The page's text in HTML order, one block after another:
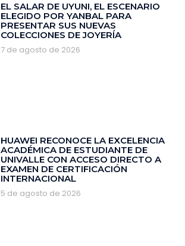
EL SALAR DE UYUNI, EL ESCENARIO
ELEGIDO POR YANBAL PARA
PRESENTAR SUS NUEVAS
COLECCIONES DE JOYERÍA
7 de agosto de 2026
HUAWEI RECONOCE LA EXCELENCIA
ACADÉMICA DE ESTUDIANTE DE
UNIVALLE CON ACCESO DIRECTO A
EXAMEN DE CERTIFICACIÓN
INTERNACIONAL
5 de agosto de 2026